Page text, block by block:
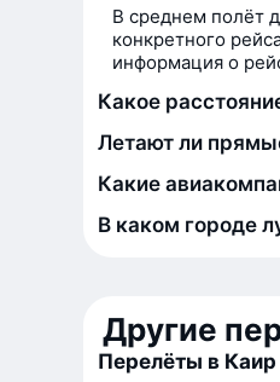
В среднем полёт
конкретного
информация о
Какое
Летают ли
Какие
В каком городе
Другие
Перелёты в Каир